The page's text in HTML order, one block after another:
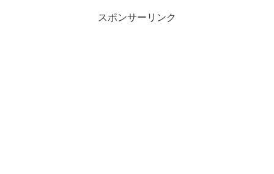
スポンサーリンク